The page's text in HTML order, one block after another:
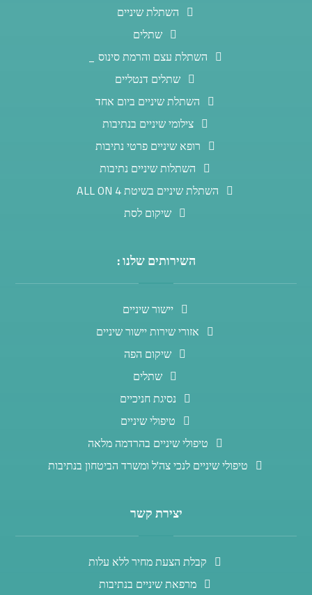
השתלת שיניים
שתלים
השתלת עצם והרמת סינוס _
שתלים דנטליים
השתלת שיניים ביום אחד
צילומי שיניים בנתיבות
רופא שיניים פרטי נתיבות
השתלות שיניים נתיבות
השתלת שיניים בשיטת ALL ON 4
שיקום לסת
השירותים שלנו :
יישור שיניים
אזורי שירות יישור שיניים
שיקום הפה
שתלים
נסיגת חניכיים
טיפולי שיניים
טיפולי שיניים בהרדמה מלאה
טיפולי שיניים לנכי צה'ל ומשרד הביטחון בנתיבות
יצירת קשר
קבלת הצעת מחיר ללא עלות
מרפאת שיניים בנתיבות